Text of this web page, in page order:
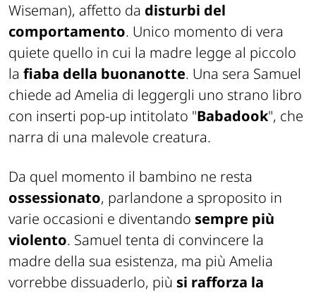
Wiseman), affetto da disturbi del
comportamento. Unico momento di vera
quiete quello in cui la madre legge al piccolo
la fiaba della buonanotte. Una sera Samuel
chiede ad Amelia di leggergli uno strano libro
con inserti pop-up intitolato "Babadook", che
narra di una malevole creatura.
Da quel momento il bambino ne resta
ossessionato, parlandone a sproposito in
varie occasioni e diventando sempre più
violento. Samuel tenta di convincere la
madre della sua esistenza, ma più Amelia
vorrebbe dissuaderlo, più si rafforza la